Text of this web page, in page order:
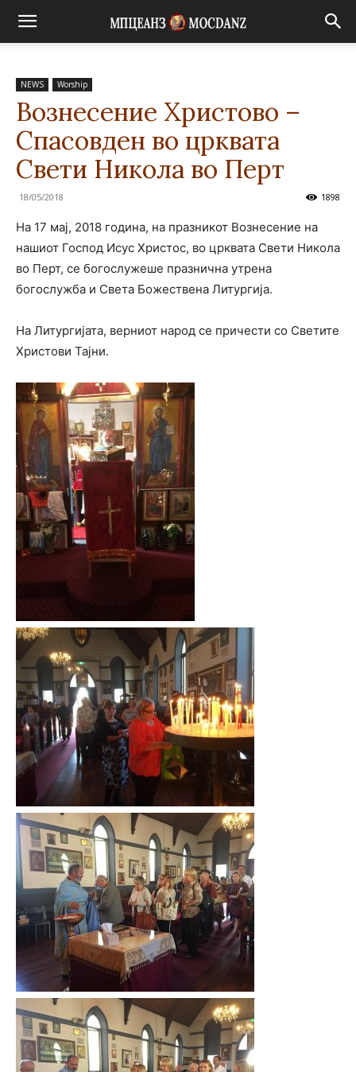
NEWS Worship
Вознесение Христово –
Спасовден во црквата
Свети Никола во Перт
18/05/2018 1898
На 17 мај, 2018 година, на празникот Вознесение на
нашиот Господ Исус Христос, во црквата Свети Никола
во Перт, се богослужеше празнична утрена
богослужба и Света Божествена Литургија.
На Литургијата, верниот народ се причести со Светите
Христови Тајни.